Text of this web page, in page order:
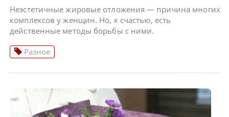
Неэстетичные жировые отложения — причина многих
комплексов у женщин. Но, к счастью, есть
действенные методы борьбы с ними.
Разное